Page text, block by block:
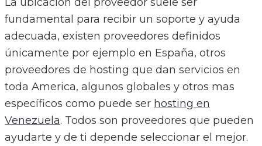
fundamental para recibir un soporte y ayuda
adecuada, existen proveedores definidos
únicamente por ejemplo en España, otros
proveedores de hosting que dan servicios en
toda America, algunos globales y otros mas
específicos como puede ser hosting en
Venezuela. Todos son proveedores que pueden
ayudarte y de ti depende seleccionar el mejor.